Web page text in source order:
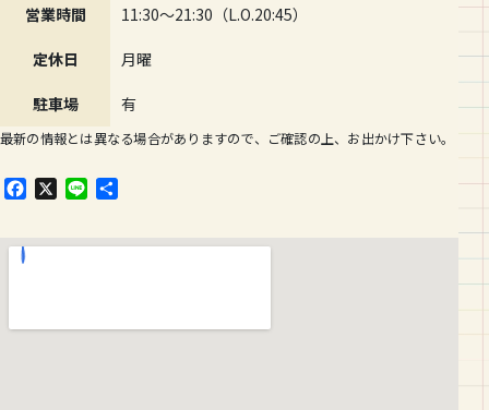
営業時間 11:30～21:30（L.O.20:45）
定休日 月曜
駐車場 有
最新の情報とは異なる場合がありますので、ご確認の上、お出かけ下さい。
F
e
X
L
e